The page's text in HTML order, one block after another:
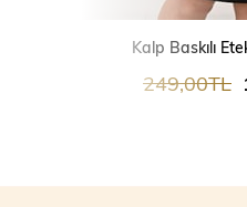
Kalp Baskılı
249,00TL